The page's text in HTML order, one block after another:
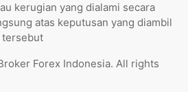
kerugian yang dialami secara
atas keputusan yang diambil
tersebut
Forex Indonesia. All rights